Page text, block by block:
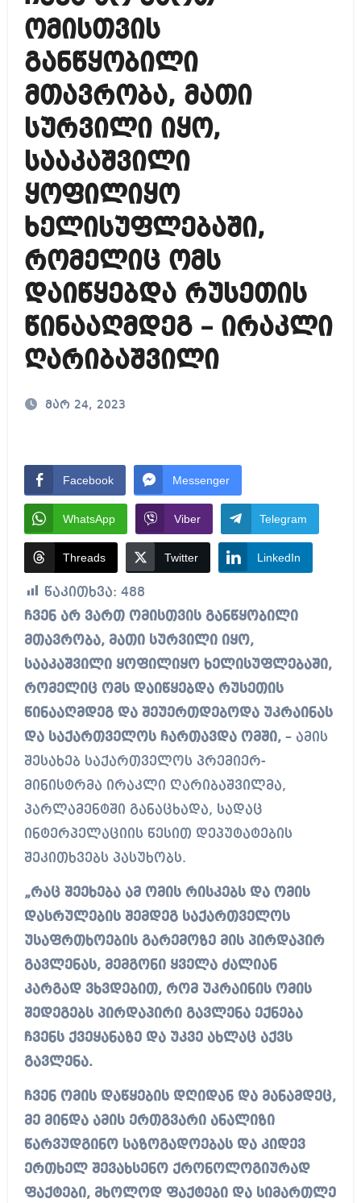
ომისთვის
განწყობილი
მთავრობა, მათი
სურვილი იყო,
სააკაშვილი
ყოფილიყო
ხელისუფლებაში,
რომელიც ომს
დაიწყებდა რუსეთის
წინააღმდეგ – ირაკლი
ღარიბაშვილი
მარ 24, 2023
Facebook Messenger
WhatsApp Viber Telegram
Threads Twitter LinkedIn
წაკითხვა: 488
ჩვენ არ ვართ ომისთვის განწყობილი
მთავრობა, მათი სურვილი იყო,
სააკაშვილი ყოფილიყო ხელისუფლებაში,
რომელიც ომს დაიწყებდა რუსეთის
წინააღმდეგ და შეუერთდებოდა უკრაინას
და საქართველოს ჩართავდა ომში,– ამის
შესახებ საქართველოს პრემიერ-
მინისტრმა ირაკლი ღარიბაშვილმა,
პარლამენტში განაცხადა, სადაც
ინტერპელაციის წესით დეპუტატების
შეკითხვებს პასუხობს.
„რაც შეეხება ამ ომის რისკებს და ომის
დასრულების შემდეგ საქართველოს
უსაფრთხოების გარემოზე მის პირდაპირ
გავლენას, მემგონი ყველა ძალიან
კარგად ვხვდებით, რომ უკრაინის ომის
შედეგებს პირდაპირი გავლენა ექნება
ჩვენს ქვეყანაზე და უკვე ახლაც აქვს
გავლენა.
ჩვენ ომის დაწყების დღიდან და მანამდეც,
მე მინდა ამის ერთგვარი ანალიზი
წარვუდგინო საზოგადოებას და კიდევ
ერთხელ შევახსენო ქრონოლოგიურად
ფაქტები, მხოლოდ ფაქტები და სიმართლე